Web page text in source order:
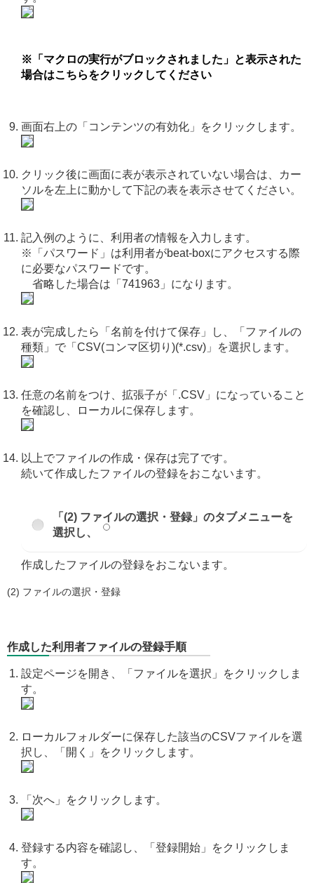
※「マクロの実行がブロックされました」と表示された
場合はこちらをクリックしてください
画面右上の「コンテンツの有効化」をクリックします。
クリック後に画面に表が表示されていない場合は、カー
ソルを左上に動かして下記の表を表示させてください。
記入例のように、利用者の情報を入力します。
※「パスワード」は利用者がbeat-boxにアクセスする際
に必要なパスワードです。
省略した場合は「741963」になります。
表が完成したら「名前を付けて保存」し、「ファイルの
種類」で「CSV(コンマ区切り)(*.csv)」を選択します。
任意の名前をつけ、拡張子が「.CSV」になっていること
を確認し、ローカルに保存します。
以上でファイルの作成・保存は完了です。
続いて作成したファイルの登録をおこないます。
「(2) ファイルの選択・登録」のタブメニューを
選択し、
作成したファイルの登録をおこないます。
(2) ファイルの選択・登録
作成した利用者ファイルの登録手順
設定ページを開き、「ファイルを選択」をクリックしま
す。
ローカルフォルダーに保存した該当のCSVファイルを選
択し、「開く」をクリックします。
「次へ」をクリックします。
登録する内容を確認し、「登録開始」をクリックしま
す。